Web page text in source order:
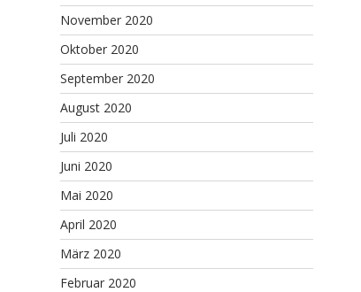
November 2020
Oktober 2020
September 2020
August 2020
Juli 2020
Juni 2020
Mai 2020
April 2020
März 2020
Februar 2020